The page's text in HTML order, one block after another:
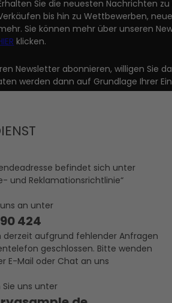
Sie die neuesten Nachrichten
bis hin zu Wettbewerben,
Sie können mehr über unseren
klicken.
Newsletter abonnieren, willigen Sie
werden dann auf Grundlage Ihrer
befindet sich unter
und Reklamationsrichtlinie“
an unter
424
derzeit aufgrund fehlender Anfragen
geschlossen. Bitte wenden
E-Mail oder Chat an uns
Sie uns unter